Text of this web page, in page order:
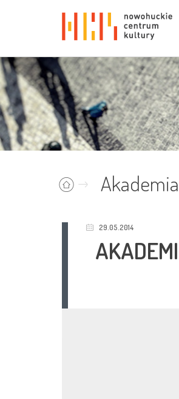
29.05.2014